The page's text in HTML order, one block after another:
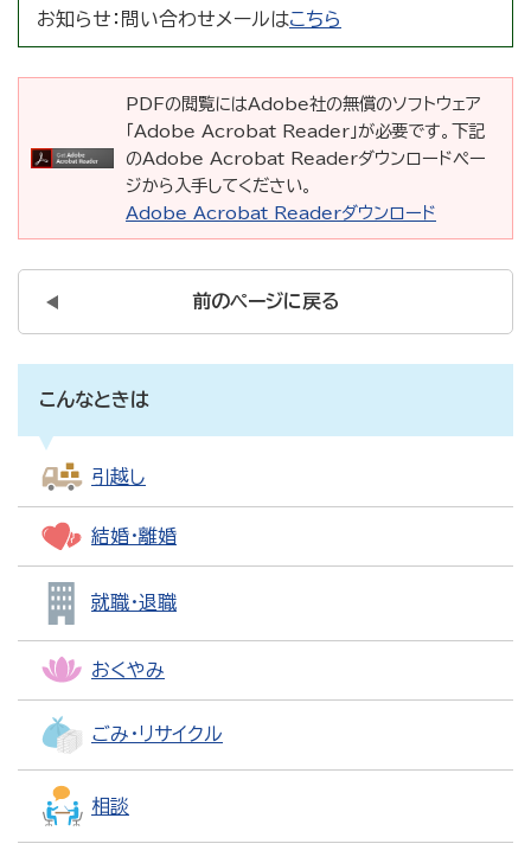
お知らせ： 問い合わせメールはこちら
PDFの閲覧にはAdobe社の無償のソフトウェア
「Adobe Acrobat Reader」が必要です。下記
のAdobe Acrobat Readerダウンロードペー
ジから入手してください。
Adobe Acrobat Readerダウンロード
前のページに戻る
こんなときは
引越し
結婚・離婚
就職・退職
おくやみ
ごみ・リサイクル
相談